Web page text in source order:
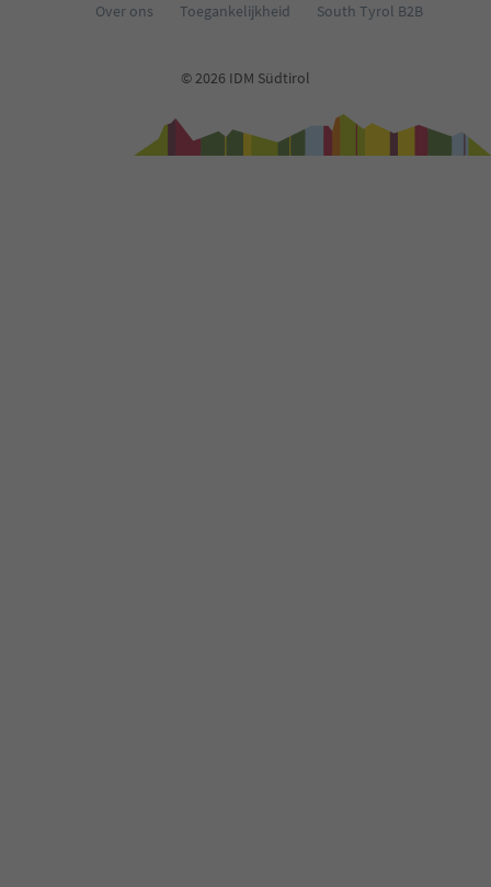
Over ons
Toegankelijkheid South Tyrol B2B
© 2026 IDM Südtirol